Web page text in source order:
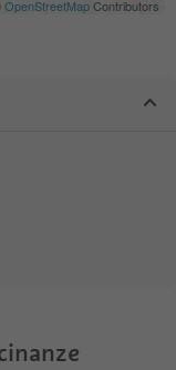
OpenStreetMapContributors